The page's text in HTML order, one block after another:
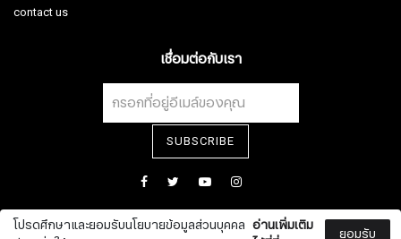
โปรดศึกษาและยอมรับนโยบายข้อมูลส่วนบุคคล อ่านเพิ่มเติม
ยอมรับ
contact us
เชื่อมต่อกับเรา
SUBSCRIBE
สมัครรับจดหมายข่าว